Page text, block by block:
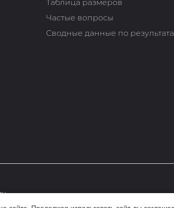
Таблица размеров
Частые вопросы
Сводные данные по